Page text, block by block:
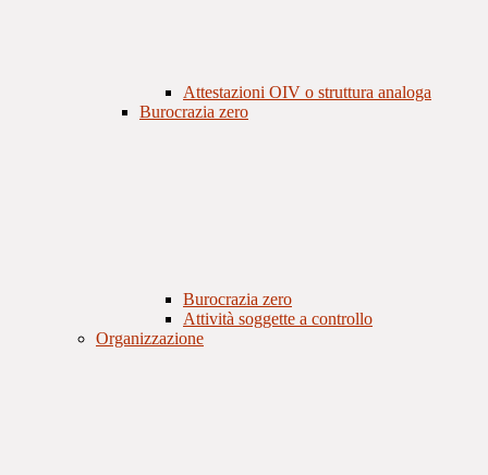
Attestazioni OIV o struttura analoga
Burocrazia zero
Burocrazia zero
Attività soggette a controllo
Organizzazione